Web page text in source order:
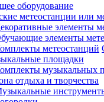
оборудование
метеостанции или
элементы
элементы
метеостанций
площадки
музыкальных
отдыха и творчества